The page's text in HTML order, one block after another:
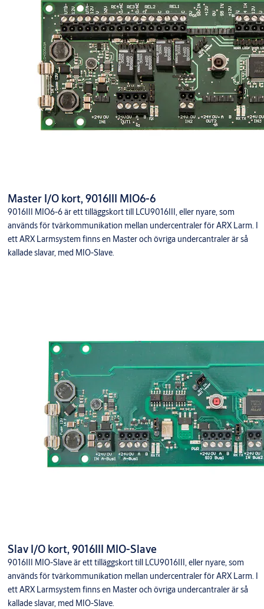
Master I/O kort, 9016III MIO6-6
9016III MIO6-6 är ett tilläggskort till LCU9016III, eller nyare, som
används för tvärkommunikation mellan undercentraler för ARX Larm. I
ett ARX Larmsystem finns en Master och övriga undercantraler är så
kallade slavar, med MIO-Slave.
Slav I/O kort, 9016III MIO-Slave
9016III MIO-Slave är ett tilläggskort till LCU9016III, eller nyare, som
används för tvärkommunikation mellan undercentraler för ARX Larm. I
ett ARX Larmsystem finns en Master och övriga undercantraler är så
kallade slavar, med MIO-Slave.